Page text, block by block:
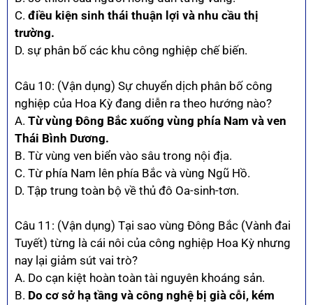
C. điều kiện sinh thái thuận lợi và nhu cầu thị
trường.
D. sự phân bố các khu công nghiệp chế biến.
Câu 10: (Vận dụng) Sự chuyển dịch phân bố công
nghiệp của Hoa Kỳ đang diễn ra theo hướng nào?
A. Từ vùng Đông Bắc xuống vùng phía Nam và ven
Thái Bình Dương.
B. Từ vùng ven biển vào sâu trong nội địa.
C. Từ phía Nam lên phía Bắc và vùng Ngũ Hồ.
D. Tập trung toàn bộ về thủ đô Oa-sinh-tơn.
Câu 11: (Vận dụng) Tại sao vùng Đông Bắc (Vành đai
Tuyết) từng là cái nôi của công nghiệp Hoa Kỳ nhưng
nay lại giảm sút vai trò?
A. Do cạn kiệt hoàn toàn tài nguyên khoáng sản.
B. Do cơ sở hạ tầng và công nghệ bị già cỗi, kém